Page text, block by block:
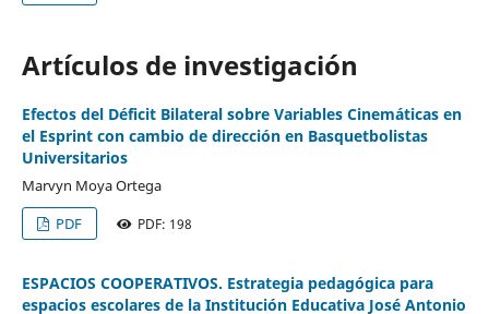
Artículos de investigación
Efectos del Déficit Bilateral sobre Variables Cinemáticas en
el Esprint con cambio de dirección en Basquetbolistas
Universitarios
Marvyn Moya Ortega
PDF
PDF: 198
ESPACIOS COOPERATIVOS. Estrategia pedagógica para
espacios escolares de la Institución Educativa José Antonio